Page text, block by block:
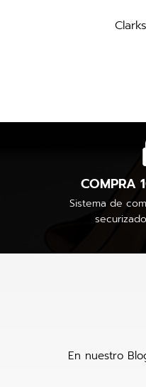
COMPRA
Sistema de
En nuestro